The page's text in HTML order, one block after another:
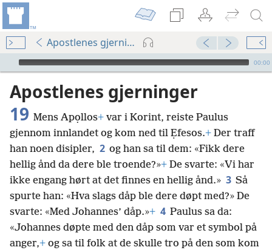
Apostlenes gjerninger 19
Audio Player
00:00
Apostlenes gjerninger
19 Mens Apọllos+ var i Korint, reiste Paulus
gjennom innlandet og kom ned til Ẹfesos.+ Der traff
han noen disipler, 2 og han sa til dem: «Fikk dere
hellig ånd da dere ble troende?»+ De svarte: «Vi har
ikke engang hørt at det finnes en hellig ånd.» 3 Så
spurte han: «Hva slags dåp ble dere døpt med?» De
svarte: «Med Johannes’ dåp.»+ 4 Paulus sa da:
«Johannes døpte med den dåp som var et symbol på
anger,+ og sa til folk at de skulle tro på den som kom